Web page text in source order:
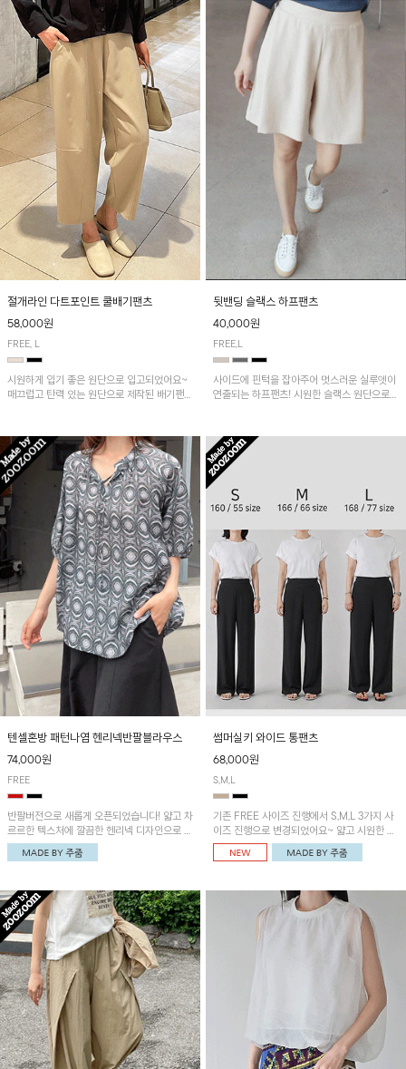
절개라인 다트포인트 쿨배기팬츠
58,000원
FREE, L
시원하게 입기 좋은 원단으로 입고되었어요~
매끄럽고 탄력 있는 원단으로 제작된 배기팬츠
뒷밴딩 슬랙스 하프팬츠
40,000원
FREE,L
사이드에 핀턱을 잡아주어 멋스러운 실루엣이
연출되는 하프팬츠! 시원한 슬랙스 원단으로
텐셀혼방 패턴나염 헨리넥반팔블라우스
74,000원
FREE
반팔버전으로 새롭게 오픈되었습니다! 얇고 차
르르한 텍스처에 깔끔한 헨리넥 디자인으로 제
작된 블라우스예요~볼륨감있는 소매 셔링과
세련된 나염패턴으로 유니크한 매력 UP!
썸머실키 와이드 통팬츠
68,000원
S,M,L
기존 FREE 사이즈 진행에서 S,M,L 3가지 사
이즈 진행으로 변경되었어요~ 얇고 시원한 원
단으로 제작된 와이드팬츠! 베이직한 디자인으
로 코디 활용도가 높은 아이템이에요~